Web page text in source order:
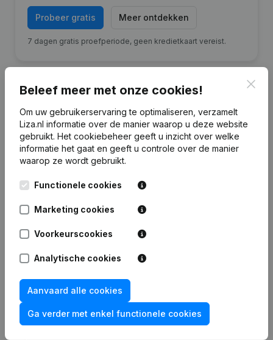
Probeer gratis Meer ontdekken
7 dagen gratis proefperiode, geen kredietkaart vereist.
Financiële gegevensvan Holding
Andopas
vermogen
2.555.381 2.318.555
Personeel
Veelgestelde vragen
Beleef meer met onze cookies!
Om uw gebruikerservaring te optimaliseren, verzamelt
Liza.nl informatie over de manier waarop u deze website
gebruikt. Het cookiebeheer geeft u inzicht over welke
informatie het gaat en geeft u controle over de manier
waarop ze wordt gebruikt.
Functionele cookies
Marketing cookies
Voorkeurscookies
Analytische cookies
Aanvaard alle cookies
Ga verder met enkel functionele cookies